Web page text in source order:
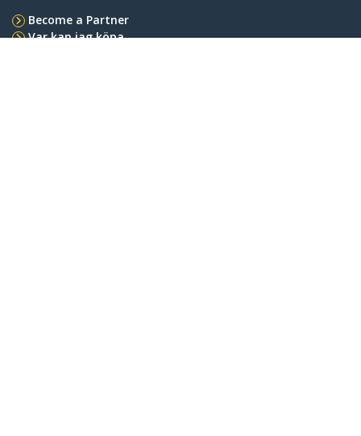
Become a Partner
Var kan jag köpa